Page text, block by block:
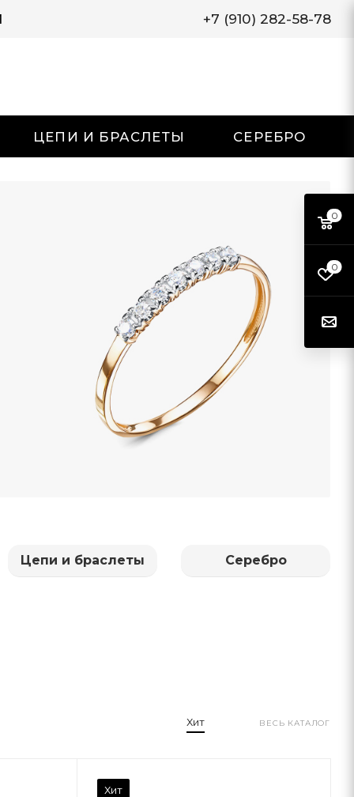
+7 (910) 282-58-78
ЦЕПИ И БРАСЛЕТЫ СЕРЕБРО
Цепи и браслеты Серебро
Хит ВЕСЬ КАТАЛОГ
Хит
0
0